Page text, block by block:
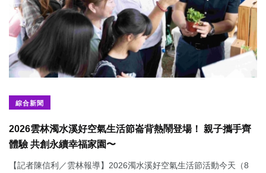
綜合新聞
2026雲林濁水溪好空氣生活節崙背熱鬧登場！ 親子攜手齊
體驗 共創永續幸福家園〜
【記者陳信利／雲林報導】2026濁水溪好空氣生活節活動今天（8